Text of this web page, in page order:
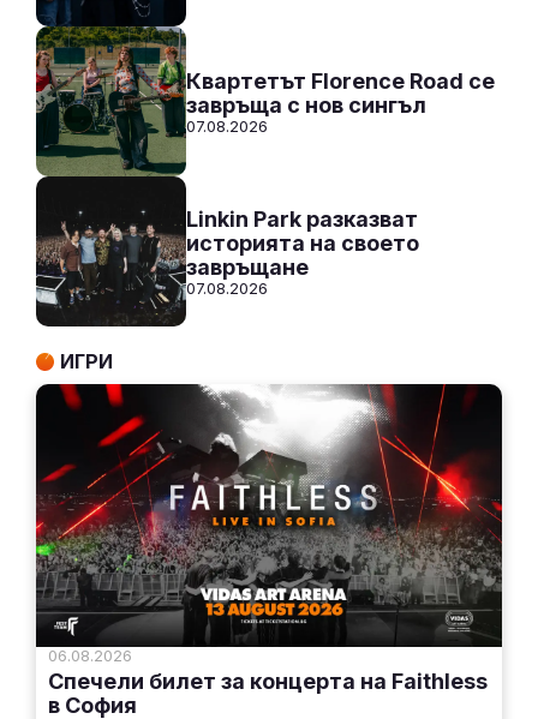
Квартетът Florence Road се
завръща с нов сингъл
07.08.2026
Linkin Park разказват
историята на своето
завръщане
07.08.2026
ИГРИ
06.08.2026
Спечели билет за концерта на Faithless
в София